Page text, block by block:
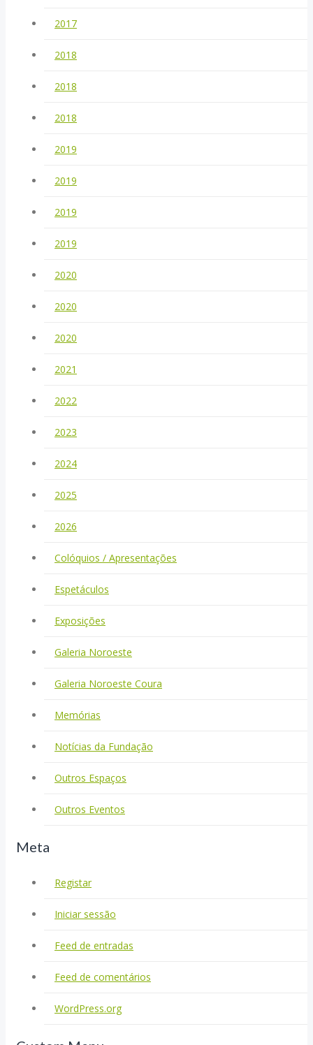
2017
2018
2018
2018
2019
2019
2019
2019
2020
2020
2020
2021
2022
2023
2024
2025
2026
Colóquios / Apresentações
Espetáculos
Exposições
Galeria Noroeste
Galeria Noroeste Coura
Memórias
Notícias da Fundação
Outros Espaços
Outros Eventos
Meta
Registar
Iniciar sessão
Feed de entradas
Feed de comentários
WordPress.org